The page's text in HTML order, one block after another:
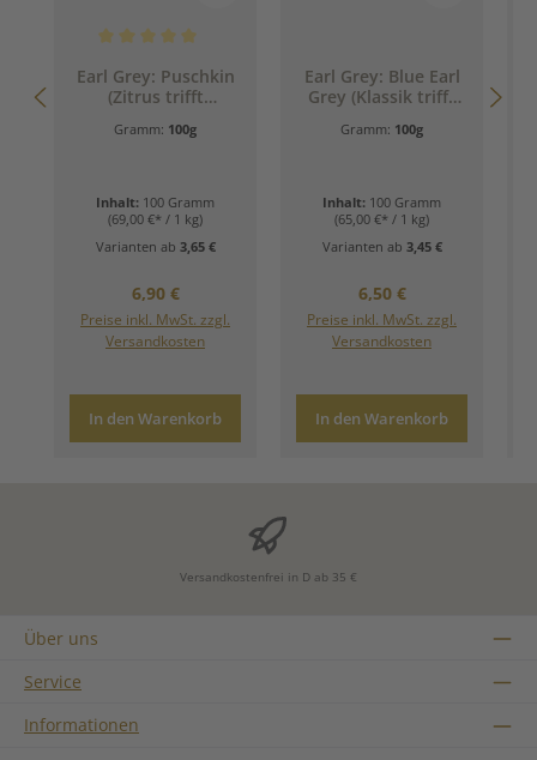
Earl Grey: Puschkin
(Zitrus trifft
Gramm: 100g
Inhalt: 100 Gramm
(69,00 €* / 1 kg)
Varianten ab 3,65 €
Regulärer Preis:
6,90 €
Preise inkl. MwSt. zzgl.
Versandkosten
In den Warenkorb
Earl Grey: Blue Earl
Grey (Klassik trifft
Gramm: 100g
Inhalt: 100 Gramm
(65,00 €* / 1 kg)
Varianten ab 3,45 €
Regulärer Preis:
6,50 €
Preise inkl. MwSt. zzgl.
Versandkosten
In den Warenkorb
Versandkostenfrei in D ab 35 €
Über uns
Service
Informationen